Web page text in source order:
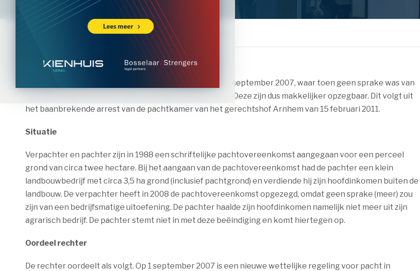
Agri > Pachtovereenkomst blijkt huur
Pachtovereenkomsten van vóór de wetswijziging van 1 september 2007, waar toen geen sprake was van
bedrijfsmatige landbouw, vallen nu onder het huurrecht. Deze zijn dus makkelijker opzegbaar. Dit volgt uit
het baanbrekende arrest van de pachtkamer van het gerechtshof Arnhem van 15 februari 2011.
Situatie
Verpachter en pachter zijn in 1988 een schriftelijke pachtovereenkomst aangegaan voor een perceel
grond van circa twee hectare. Bij het aangaan van de pachtovereenkomst had de pachter een klein
landbouwbedrijf met circa 3,5 ha grond (inclusief pachtgrond) en verdiende hij zijn hoofdinkomen buiten de
landbouw. De verpachter heeft in 2008 de pachtovereenkomst opgezegd, omdat geen sprake (meer) zou
zijn van een bedrijfsmatige uitoefening. De pachter haalde zijn hoofdinkomen namelijk niet meer uit zijn
agrarisch bedrijf. De pachter stemt niet in met deze beëindiging en komt hiertegen op.
Oordeel rechter
De rechter oordeelt als volgt. Op 1 september 2007 is een nieuwe wettelijke regeling voor pacht in